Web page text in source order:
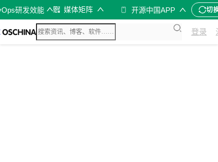
研发效能 媒体矩阵 开源中国APP 切
登录